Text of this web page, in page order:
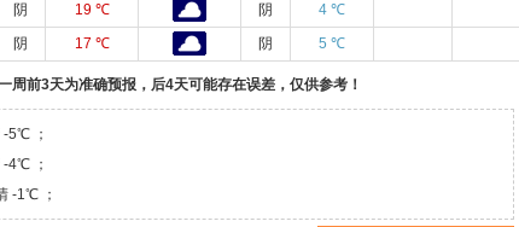
阴 19 ℃ 阴
4 ℃
阴 17 ℃ 阴 5 ℃
前3天为准确预报，后4天可能存在误差，仅供参考！
-5℃ ；
-4℃ ；
-1℃ ；